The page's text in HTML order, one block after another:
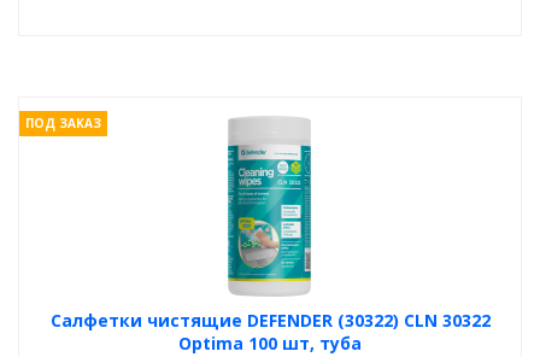
Салфетки чистящие DEFENDER (30322) CLN 30322
Optima 100 шт, туба
ПОД ЗАКАЗ